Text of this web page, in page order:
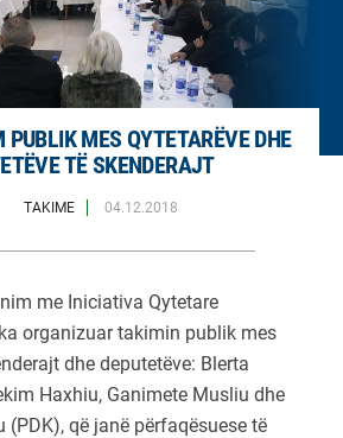
MES QYTETARËVE DHE
TË SKENDERAJT
TAKIME 04.12.2018
me Iniciativa Qytetare
organizuar takimin publik mes
dhe deputetëve: Blerta
Haxhiu, Ganimete Musliu dhe
(PDK), që janë përfaqësuese të